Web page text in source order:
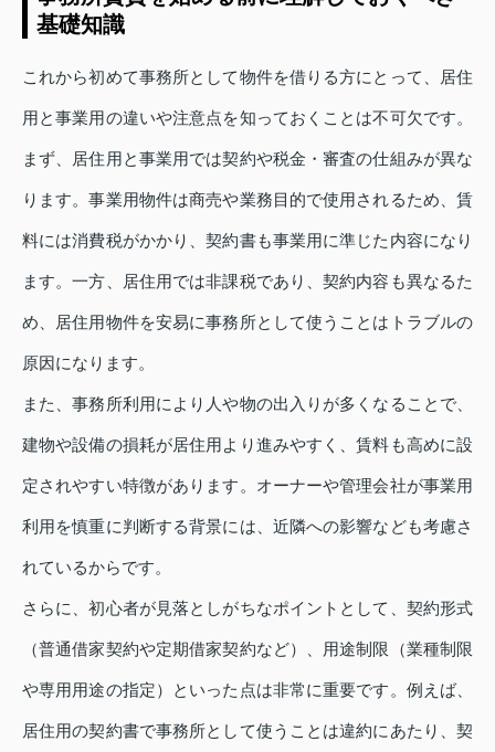
基礎知識
これから初めて事務所として物件を借りる方にとって、居住
用と事業用の違いや注意点を知っておくことは不可欠です。
まず、居住用と事業用では契約や税金・審査の仕組みが異な
ります。事業用物件は商売や業務目的で使用されるため、賃
料には消費税がかかり、契約書も事業用に準じた内容になり
ます。一方、居住用では非課税であり、契約内容も異なるた
め、居住用物件を安易に事務所として使うことはトラブルの
原因になります。
また、事務所利用により人や物の出入りが多くなることで、
建物や設備の損耗が居住用より進みやすく、賃料も高めに設
定されやすい特徴があります。オーナーや管理会社が事業用
利用を慎重に判断する背景には、近隣への影響なども考慮さ
れているからです。
さらに、初心者が見落としがちなポイントとして、契約形式
（普通借家契約や定期借家契約など）、用途制限（業種制限
や専用用途の指定）といった点は非常に重要です。例えば、
居住用の契約書で事務所として使うことは違約にあたり、契